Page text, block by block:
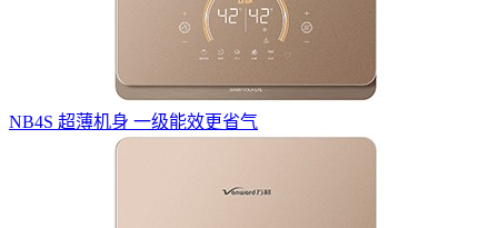
NB4S 超薄机身 一级能效更省气